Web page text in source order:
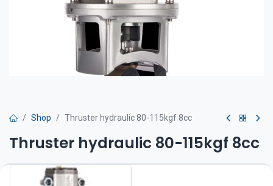
Shop Thruster hydraulic 80-115kgf 8cc
Thruster hydraulic 80-115kgf 8cc
Tehokas ja hiljainen 7-lapainen keulapotkuri Hollannista. Työntö
80-115 kgf.